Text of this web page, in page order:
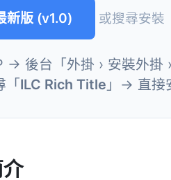
新版 (v1.0) 或搜尋安裝
後台「外掛 › 安裝外掛 ›
「ILC Rich Title 」→ 直接